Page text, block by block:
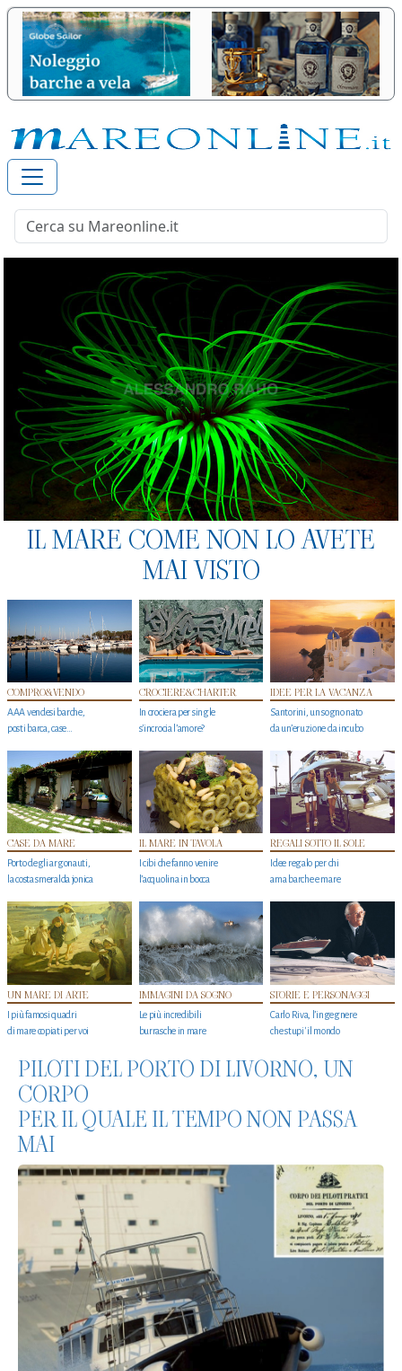
IL MARE COME NON LO AVETE
MAI VISTO
COMPRO&VENDO
AAA vendesi barche,
posti barca, case…
CROCIERE&CHARTER
In crociera per single
s'incrocia l’amore?
IDEE PER LA VACANZA
Santorini, un sogno nato
da un’eruzione da incubo
CASE DA MARE
Porto degli argonauti,
la costa smeralda jonica
IL MARE IN TAVOLA
I cibi che fanno venire
l’acquolina in bocca
REGALI SOTTO IL SOLE
Idee regalo per chi
ama barche e mare
UN MARE DI ARTE
I più famosi quadri
di mare copiati per voi
IMMAGINI DA SOGNO
Le più incredibili
burrasche in mare
STORIE E PERSONAGGI
Carlo Riva, l’ingegnere
che stupi' il mondo
PILOTI DEL PORTO DI LIVORNO, UN
CORPO
PER IL QUALE IL TEMPO NON PASSA
MAI